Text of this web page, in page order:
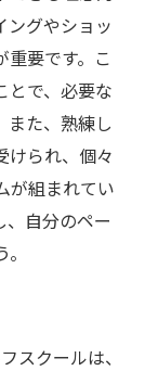
ングやショッ
重要です。こ
とで、必要な
また、熟練し
けられ、個々
が組まれてい
、自分のペー
スクールは、